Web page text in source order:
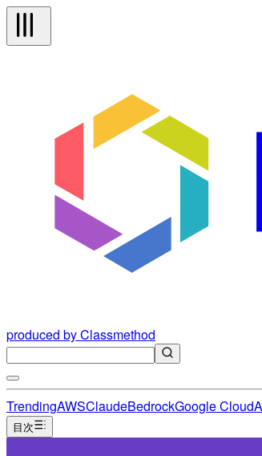
produced by Classmethod
TrendingAWSClaudeBedrockGoogle Cloud
目次